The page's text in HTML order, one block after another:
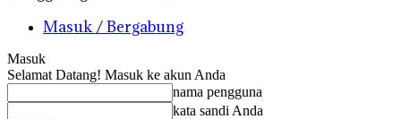
Masuk / Bergabung
Masuk
Selamat Datang! Masuk ke akun Anda
nama pengguna
kata sandi Anda